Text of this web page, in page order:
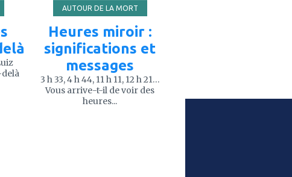
AUTOUR DE LA MORT
Heures miroir :
significations et
messages
3 h 33, 4 h 44, 11 h 11, 12 h 21…
Vous arrive-t-il de voir des
heures...